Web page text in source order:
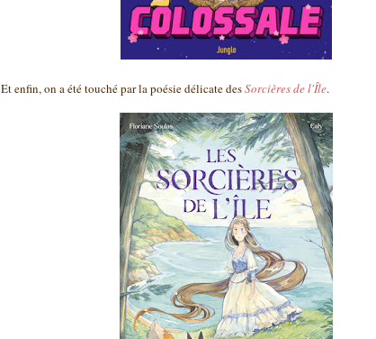
Et enfin, on a été touché par la poésie délicate desSorcières de l'Île.